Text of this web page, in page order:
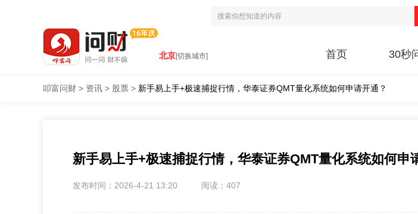
北京[切换城市] 首页 30秒
叩富问财 > 资讯 > 股票 > 新手易上手+极速捕捉行情，华泰证券QMT量化系统如何申请开通？
新手易上手+极速捕捉行情，华泰证券QMT量化系统如何申
发布时间：2026-4-21 13:20 阅读：407